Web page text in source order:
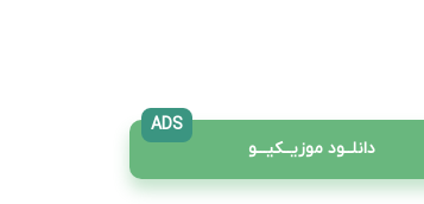
دانلــود موزیــکیـــو
ADS